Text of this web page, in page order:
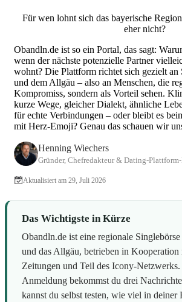
Für wen lohnt sich das bayerische
eher nicht?
Obandln.de ist so ein Portal, das sagt:
wenn der nächste potenzielle Partner
wohnt? Die Plattform richtet sich gezielt an
und dem Allgäu – also an Menschen, die
Kompromiss, sondern als Vorteil sehen.
kurze Wege, gleicher Dialekt, ähnliche
für echte Verbindungen – oder bleibt es
mit Herz-Emoji? Genau das schauen wir
Henning Wiechers
Gründer, Chefredakteur & Dating-
Aktualisiert am 29, Juli 2026
Das Wichtigste in Kürze
Obandln.de ist eine regionale
und das Allgäu, betrieben in Kooperation
Zeitungen und Teil des Icony-
Anmeldung bekommst du drei
kannst du selbst testen, wie viel in deiner